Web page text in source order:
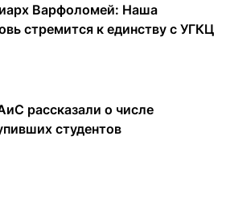
Варфоломей: Наша
стремится к единству с УГКЦ
рассказали о числе
студентов